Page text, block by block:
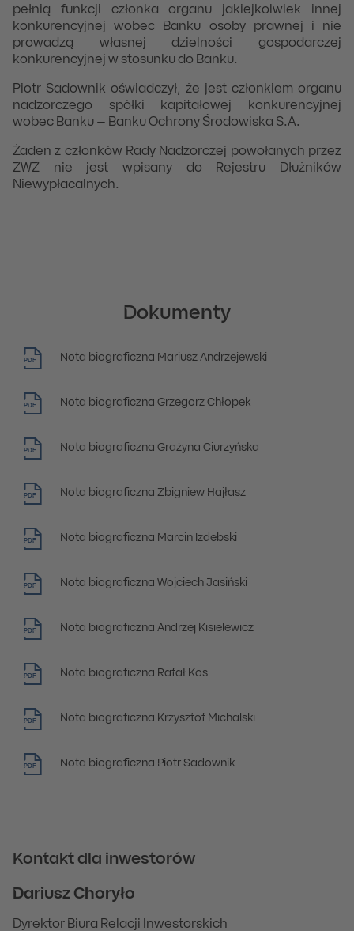
pełnią funkcji członka organu jakiejkolwiek innej
konkurencyjnej wobec Banku osoby prawnej i nie
prowadzą własnej dzielności gospodarczej
konkurencyjnej w stosunku do Banku.
Piotr Sadownik oświadczył, że jest członkiem organu
nadzorczego spółki kapitałowej konkurencyjnej
wobec Banku – Banku Ochrony Środowiska S.A.
Żaden z członków Rady Nadzorczej powołanych przez
ZWZ nie jest wpisany do Rejestru Dłużników
Niewypłacalnych.
Dokumenty
PDF Nota biograficzna Mariusz Andrzejewski
PDF Nota biograficzna Grzegorz Chłopek
PDF Nota biograficzna Grażyna Ciurzyńska
PDF Nota biograficzna Zbigniew Hajłasz
PDF Nota biograficzna Marcin Izdebski
PDF Nota biograficzna Wojciech Jasiński
PDF Nota biograficzna Andrzej Kisielewicz
PDF Nota biograficzna Rafał Kos
PDF Nota biograficzna Krzysztof Michalski
PDF Nota biograficzna Piotr Sadownik
Kontakt dla inwestorów
Dariusz Choryło
Dyrektor Biura Relacji Inwestorskich